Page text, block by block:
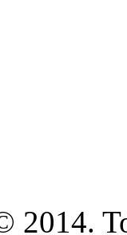
2014.